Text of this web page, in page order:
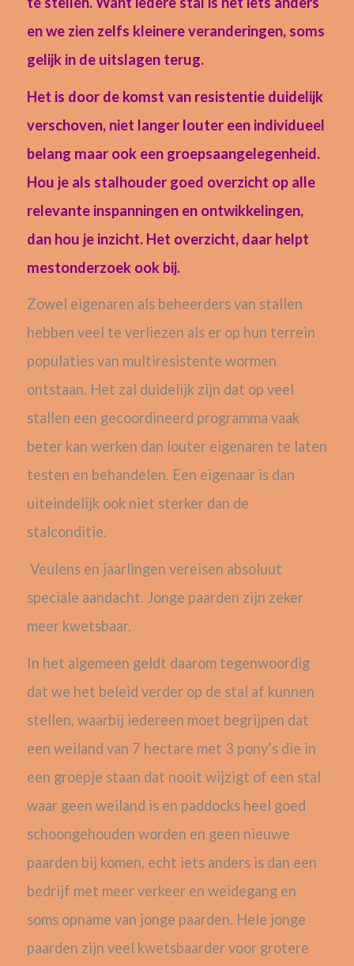
en we zien zelfs kleinere veranderingen, soms
gelijk in de uitslagen terug.
Het is door de komst van resistentie duidelijk
verschoven, niet langer louter een individueel
belang maar ook een groepsaangelegenheid.
Hou je als stalhouder goed overzicht op alle
relevante inspanningen en ontwikkelingen,
dan hou je inzicht. Het overzicht, daar helpt
mestonderzoek ook bij.
Zowel eigenaren als beheerders van stallen
hebben veel te verliezen als er op hun terrein
populaties van multiresistente wormen
ontstaan. Het zal duidelijk zijn dat op veel
stallen een gecoordineerd programma vaak
beter kan werken dan louter eigenaren te laten
testen en behandelen. Een eigenaar is dan
uiteindelijk ook niet sterker dan de
stalconditie.
Veulens en jaarlingen vereisen absoluut
speciale aandacht. Jonge paarden zijn zeker
meer kwetsbaar.
In het algemeen geldt daarom tegenwoordig
dat we het beleid verder op de stal af kunnen
stellen, waarbij iedereen moet begrijpen dat
een weiland van 7 hectare met 3 pony’s die in
een groepje staan dat nooit wijzigt of een stal
waar geen weiland is en paddocks heel goed
schoongehouden worden en geen nieuwe
paarden bij komen, echt iets anders is dan een
bedrijf met meer verkeer en weidegang en
soms opname van jonge paarden. Hele jonge
paarden zijn veel kwetsbaarder voor grotere